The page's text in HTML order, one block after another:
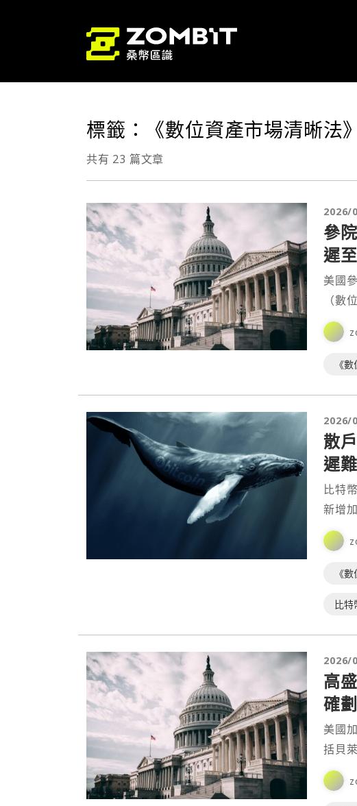
標籤：《數位資產市場清晰法
共有 23 篇文章
2026/
參
遲
戰
美國
（數
投票
《
2026/
散
遲
7.5
比特
新增
法進
《
比特
2026/
高
確
競
美國
括貝
頭，